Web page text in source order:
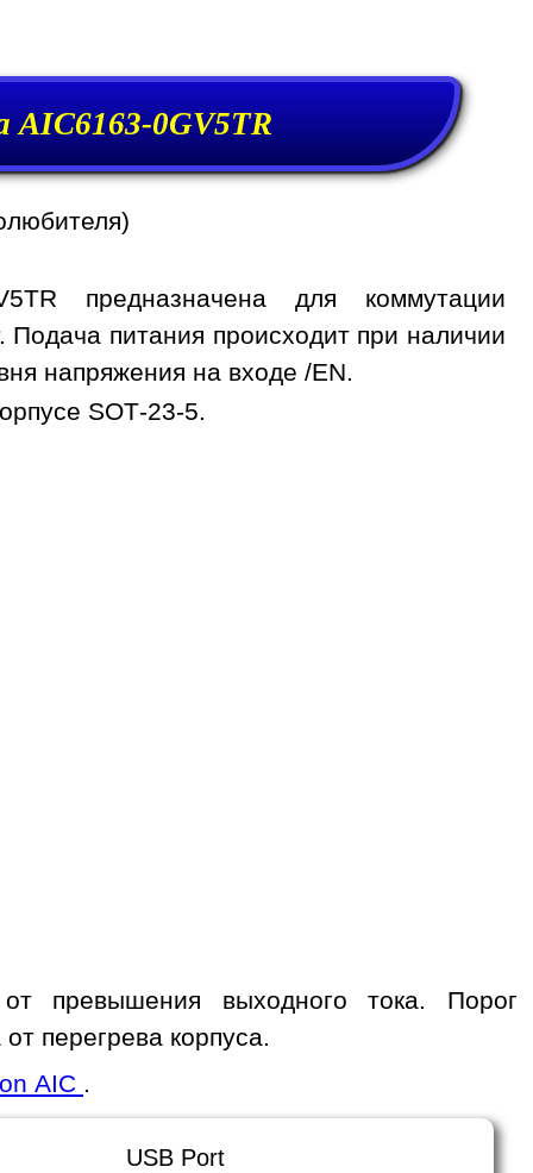
0GV5TR
предназначена для коммутации
Подача питания происходит при наличии
напряжения на входе /EN.
SOT-23-5.
превышения выходного тока. Порог
перегрева корпуса.
AIC
USB Port